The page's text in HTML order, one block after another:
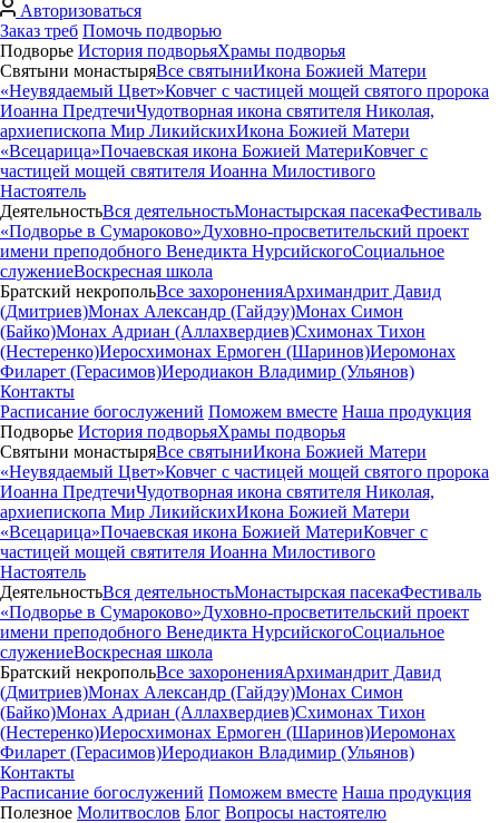
Авторизоваться
Заказ треб Помочь подворью
Подворье История подворьяХрамы подворья
Святыни монастыряВсе святыниИкона Божией Матери
«Неувядаемый Цвет»Ковчег с частицей мощей святого пророка
Иоанна ПредтечиЧудотворная икона святителя Николая,
архиепископа Мир ЛикийскихИкона Божией Матери
«Всецарица»Почаевская икона Божией МатериКовчег с
частицей мощей святителя Иоанна Милостивого
Настоятель
ДеятельностьВся деятельностьМонастырская пасекаФестиваль
«Подворье в Сумароково»Духовно-просветительский проект
имени преподобного Венедикта НурсийскогоСоциальное
служениеВоскресная школа
Братский некропольВсе захороненияАрхимандрит Давид
(Дмитриев)Монах Александр (Гайдэу)Монах Симон
(Байко)Монах Адриан (Аллахвердиев)Схимонах Тихон
(Нестеренко)Иеросхимонах Ермоген (Шаринов)Иеромонах
Филарет (Герасимов)Иеродиакон Владимир (Ульянов)
Контакты
Расписание богослужений Поможем вместе Наша продукция
Подворье История подворьяХрамы подворья
Святыни монастыряВсе святыниИкона Божией Матери
«Неувядаемый Цвет»Ковчег с частицей мощей святого пророка
Иоанна ПредтечиЧудотворная икона святителя Николая,
архиепископа Мир ЛикийскихИкона Божией Матери
«Всецарица»Почаевская икона Божией МатериКовчег с
частицей мощей святителя Иоанна Милостивого
Настоятель
ДеятельностьВся деятельностьМонастырская пасекаФестиваль
«Подворье в Сумароково»Духовно-просветительский проект
имени преподобного Венедикта НурсийскогоСоциальное
служениеВоскресная школа
Братский некропольВсе захороненияАрхимандрит Давид
(Дмитриев)Монах Александр (Гайдэу)Монах Симон
(Байко)Монах Адриан (Аллахвердиев)Схимонах Тихон
(Нестеренко)Иеросхимонах Ермоген (Шаринов)Иеромонах
Филарет (Герасимов)Иеродиакон Владимир (Ульянов)
Контакты
Расписание богослужений Поможем вместе Наша продукция
Полезное Молитвослов Блог Вопросы настоятелю